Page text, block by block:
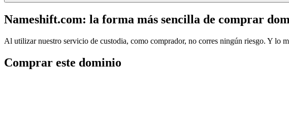
Nameshift.com: la forma más sencilla de comprar
Al utilizar nuestro servicio de custodia, como comprador, no corres ningún riesgo. Y lo
Comprar este dominio